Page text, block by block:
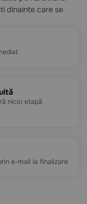
dinainte care se
nicio etapă
e-mail la finalizare